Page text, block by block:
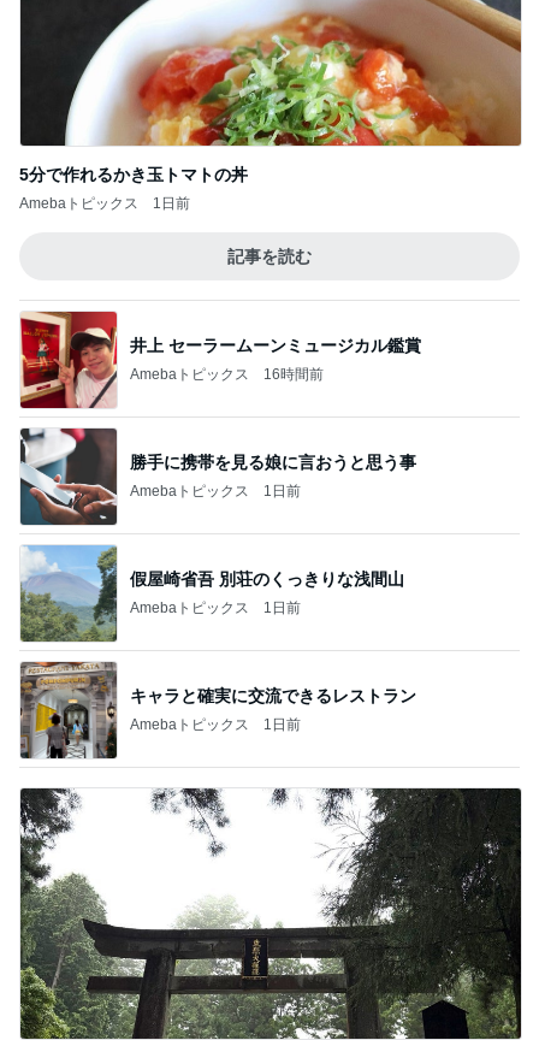
5分で作れるかき玉トマトの丼
Amebaトピックス 1日前
記事を読む
井上 セーラームーンミュージカル鑑賞
Amebaトピックス 16時間前
勝手に携帯を見る娘に言おうと思う事
Amebaトピックス 1日前
假屋崎省吾 別荘のくっきりな浅間山
Amebaトピックス 1日前
キャラと確実に交流できるレストラン
Amebaトピックス 1日前